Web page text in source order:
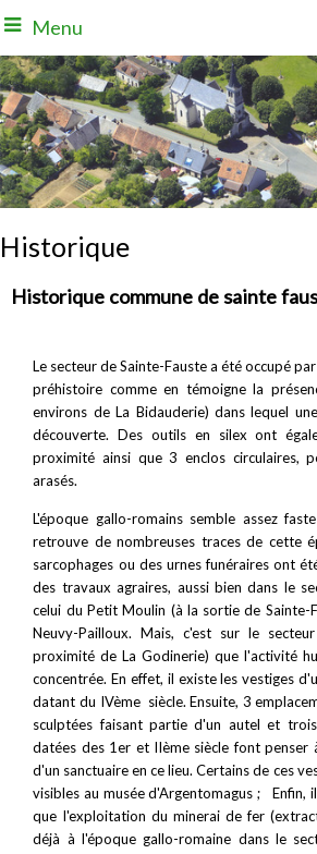
Menu
Historique
Historique commune de sainte
Le secteur de Sainte-Fauste a été occupé
préhistoire comme en témoigne la
environs de La Bidauderie) dans lequel
découverte. Des outils en silex ont
proximité ainsi que 3 enclos circulaires,
arasés.
L'époque gallo-romains semble assez
retrouve de nombreuses traces de cette
sarcophages ou des urnes funéraires ont
des travaux agraires, aussi bien dans le
celui du Petit Moulin (à la sortie de Sainte-
Neuvy-Pailloux. Mais, c'est sur le
proximité de La Godinerie) que l'activité
concentrée. En effet, il existe les vestiges
datant du IVème siècle. Ensuite, 3
sculptées faisant partie d'un autel et
datées des 1er et IIème siècle font penser
d'un sanctuaire en ce lieu. Certains de ces
visibles au musée d'Argentomagus ; Enfin,
que l'exploitation du minerai de fer
déjà à l'époque gallo-romaine dans le